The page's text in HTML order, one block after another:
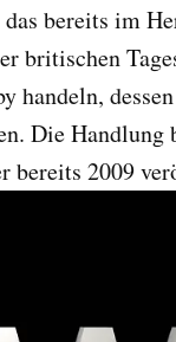
bereits im
britischen
handeln,
Die Handlung
bereits 2009